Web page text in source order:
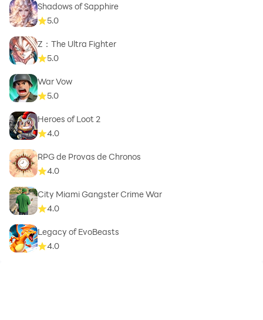
Shadows of Sapphire
5.0
Z：The Ultra Fighter
5.0
War Vow
5.0
Heroes of Loot 2
4.0
RPG de Provas de Chronos
4.0
City Miami Gangster Crime War
4.0
Legacy of EvoBeasts
4.0